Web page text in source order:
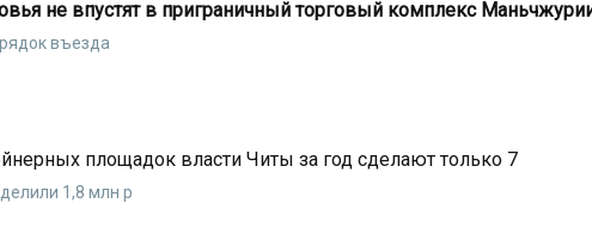
не впустят в приграничный торговый комплекс
въезда
площадок власти Читы за год сделают только 7
1,8 млн р